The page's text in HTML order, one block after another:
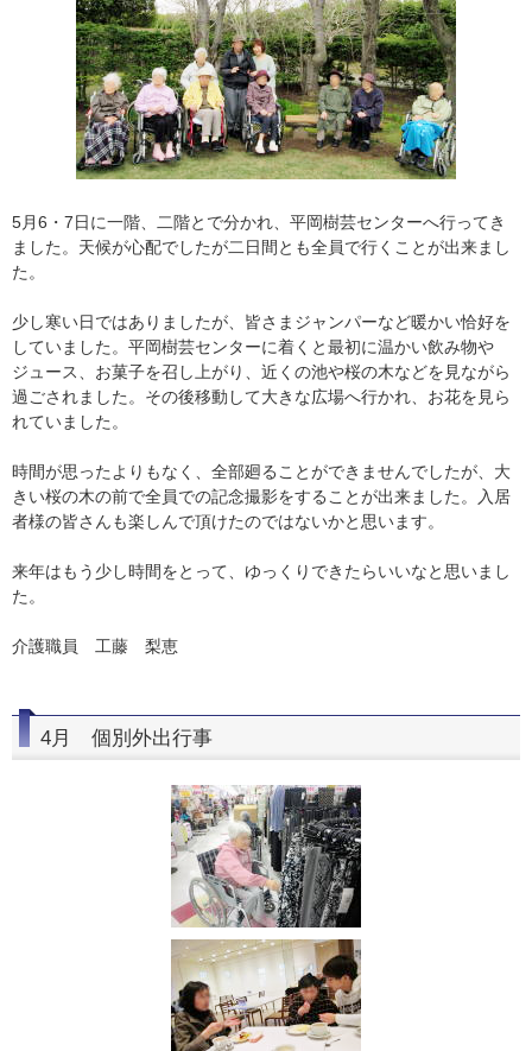
5月6・7日に一階、二階とで分かれ、平岡樹芸センターへ行ってき
ました。天候が心配でしたが二日間とも全員で行くことが出来まし
た。
少し寒い日ではありましたが、皆さまジャンパーなど暖かい恰好を
していました。平岡樹芸センターに着くと最初に温かい飲み物や
ジュース、お菓子を召し上がり、近くの池や桜の木などを見ながら
過ごされました。その後移動して大きな広場へ行かれ、お花を見ら
れていました。
時間が思ったよりもなく、全部廻ることができませんでしたが、大
きい桜の木の前で全員での記念撮影をすることが出来ました。入居
者様の皆さんも楽しんで頂けたのではないかと思います。
来年はもう少し時間をとって、ゆっくりできたらいいなと思いまし
た。
介護職員 工藤 梨恵
4月 個別外出行事